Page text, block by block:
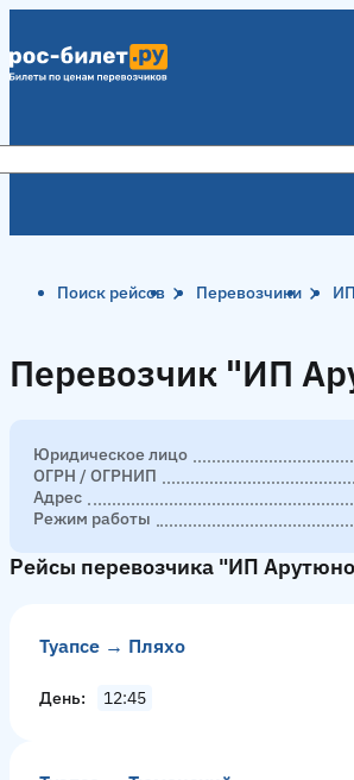
Поиск рейсов Перевозчики
Перевозчик "ИП
Перевозчик "ИП
Юридическое лицо
ОГРН / ОГРНИП
Адрес
Режим работы
Рейсы перевозчика "ИП
Туапсе → Пляхо
День 12:45